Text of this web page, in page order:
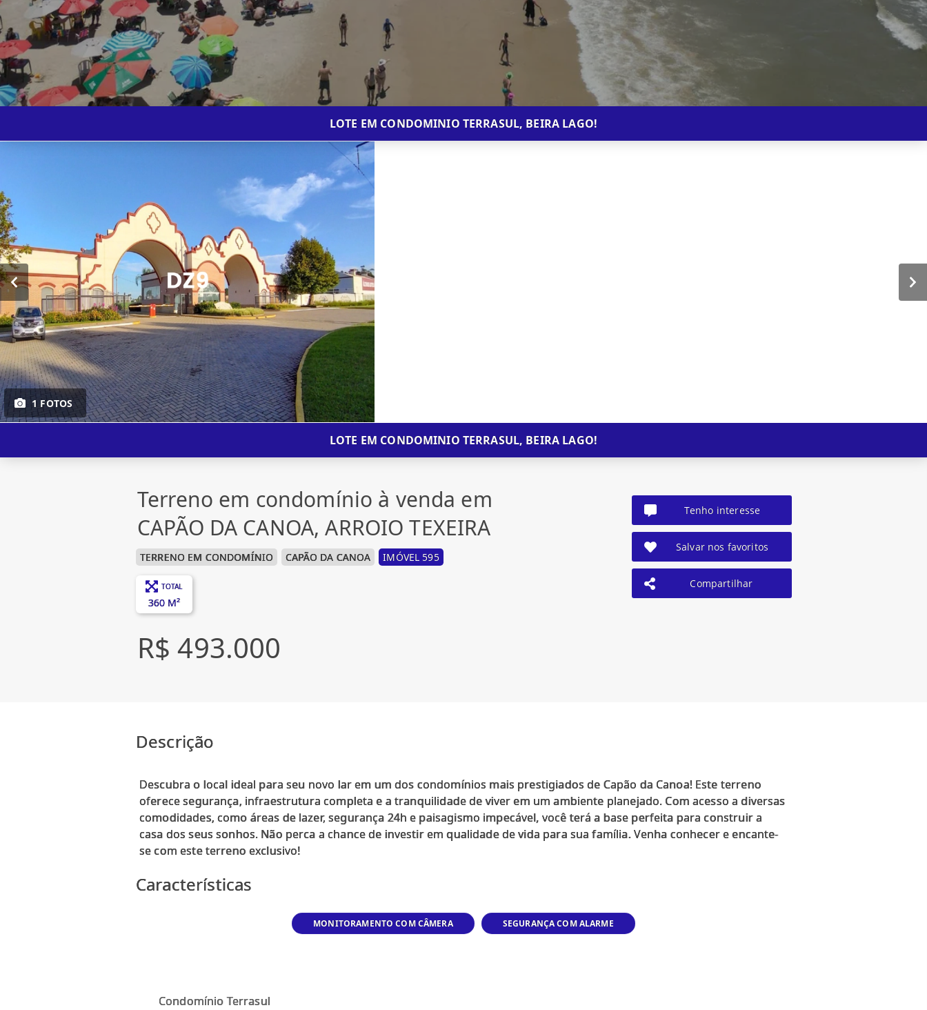
LOTE EM CONDOMINIO TERRASUL, BEIRA LAGO!
1 FOTOS
LOTE EM CONDOMINIO TERRASUL, BEIRA LAGO!
Terreno em condomínio à venda em
CAPÃO DA CANOA, ARROIO TEXEIRA
TERRENO EM CONDOMÍNIO CAPÃO DA CANOA IMÓVEL 595
TOTAL
360 M²
R$ 493.000
Tenho interesse
Salvar nos favoritos
Compartilhar
Descrição
Descubra o local ideal para seu novo lar em um dos condomínios mais prestigiados de Capão da Canoa! Este terreno
oferece segurança, infraestrutura completa e a tranquilidade de viver em um ambiente planejado. Com acesso a diversas
comodidades, como áreas de lazer, segurança 24h e paisagismo impecável, você terá a base perfeita para construir a
casa dos seus sonhos. Não perca a chance de investir em qualidade de vida para sua família. Venha conhecer e encante-
Características
MONITORAMENTO COM CÂMERA SEGURANÇA COM ALARME
Condomínio Terrasul